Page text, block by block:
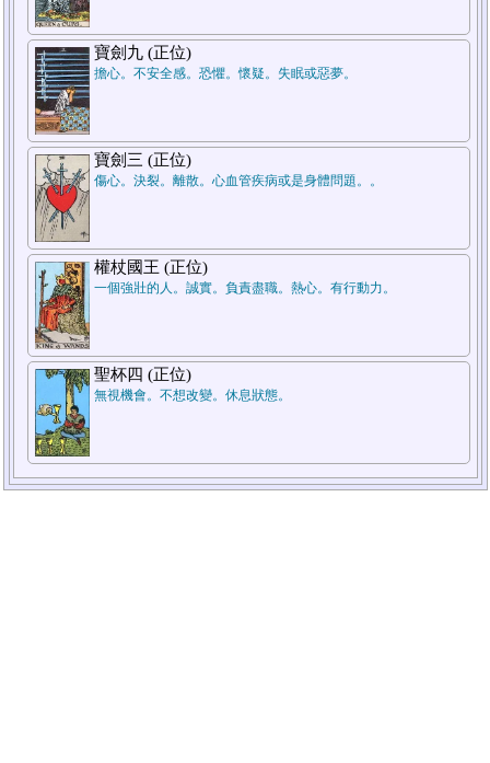
寶劍九 (正位)
擔心。不安全感。恐懼。懷疑。失眠或惡夢。
寶劍三 (正位)
傷心。決裂。離散。心血管疾病或是身體問題。。
權杖國王 (正位)
一個強壯的人。誠實。負責盡職。熱心。有行動力。
聖杯四 (正位)
無視機會。不想改變。休息狀態。